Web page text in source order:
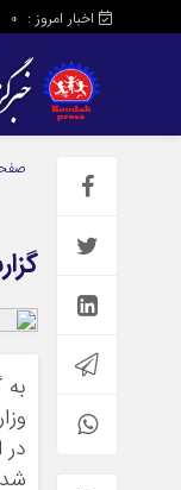
اخبار امروز : 0
شده